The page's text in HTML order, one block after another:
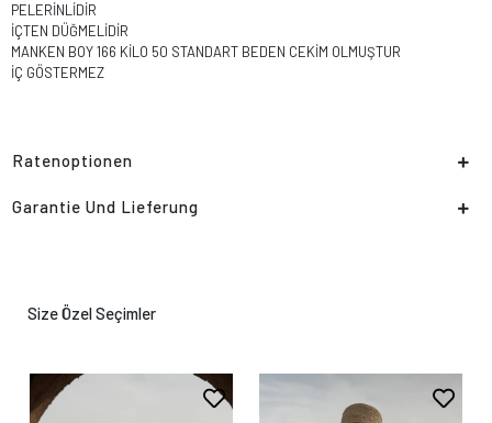
PELERİNLİDİR
İÇTEN DÜĞMELİDİR
MANKEN BOY 166 KİLO 50 STANDART BEDEN CEKİM OLMUŞTUR
İÇ GÖSTERMEZ
Ratenoptionen
Garantie Und Lieferung
Size Özel Seçimler